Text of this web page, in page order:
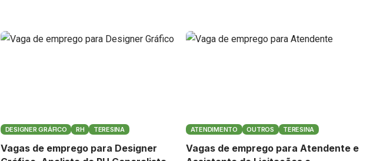
DESIGNER GRÁFICO RH TERESINA
Vagas de emprego para Designer
ATENDIMENTO OUTROS TERESINA
Vagas de emprego para Atendente e